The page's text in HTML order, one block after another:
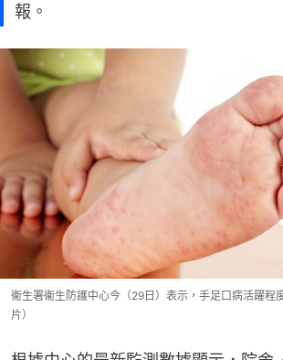
報。
衞生署衞生防護中心今（29日）表示，手足口病活躍程
片）